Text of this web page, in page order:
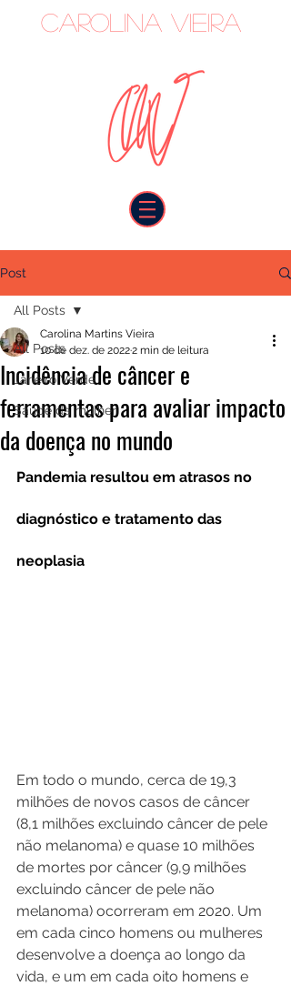
Carolina Vieira
Post
All Posts
Janeiro Verde
Saúde da mulher
All Posts
Incidência de câncer e
ferramentas para avaliar impacto
da doença no mundo
Carolina Martins Vieira
10 de dez. de 20222 min de leitura
Pandemia resultou em atrasos no
diagnóstico e tratamento das
neoplasia
Em todo o mundo, cerca de 19,3
milhões de novos casos de câncer
(8,1 milhões excluindo câncer de pele
não melanoma) e quase 10 milhões
de mortes por câncer (9,9 milhões
excluindo câncer de pele não
melanoma) ocorreram em 2020. Um
em cada cinco homens ou mulheres
desenvolve a doença ao longo da
vida, e um em cada oito homens e